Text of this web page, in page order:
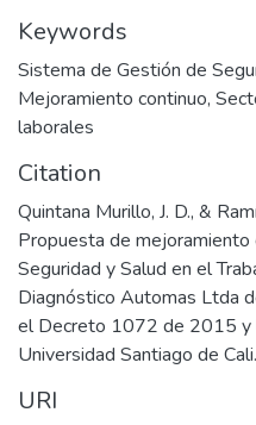
Keywords
Sistema de Gestión de
Mejoramiento continuo,
laborales
Citation
Quintana Murillo, J. D., &
Propuesta de
Seguridad y Salud en el
Diagnóstico Automas Ltda
el Decreto 1072 de 2015
Universidad Santiago de Cali.
URI